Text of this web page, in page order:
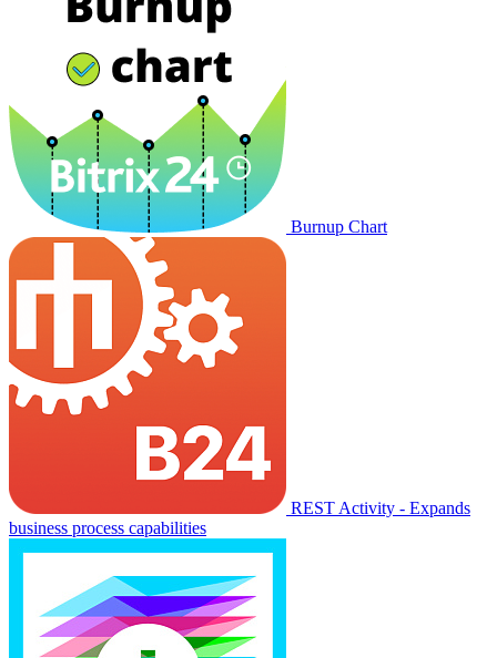
Burnup Chart
REST Activity - Expands
business process capabilities